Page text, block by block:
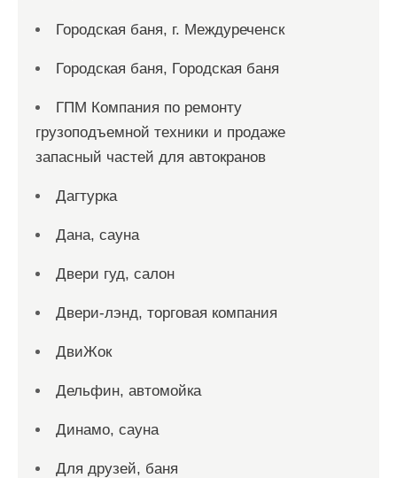
Городская баня, г. Междуреченск
Городская баня, Городская баня
ГПМ Компания по ремонту
грузоподъемной техники и продаже
запасный частей для автокранов
Дагтурка
Дана, сауна
Двери гуд, салон
Двери-лэнд, торговая компания
ДвиЖок
Дельфин, автомойка
Динамо, сауна
Для друзей, баня